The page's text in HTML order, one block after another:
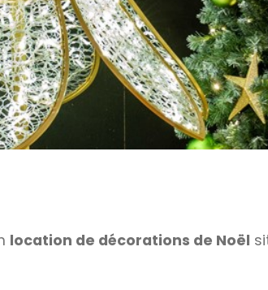
location de décorations de Noël